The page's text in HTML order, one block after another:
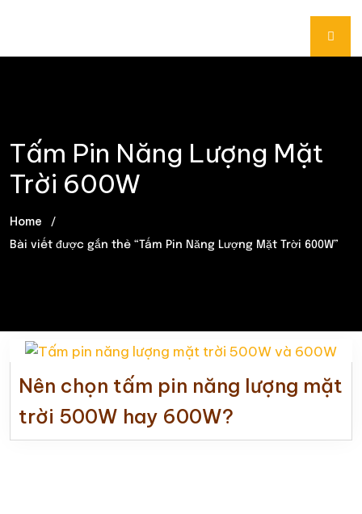
Tấm Pin Năng Lượng Mặt
Trời 600W
Home
Bài viết được gắn thẻ “Tấm Pin Năng Lượng Mặt Trời 600W”
Nên chọn tấm pin năng lượng mặt
trời 500W hay 600W?